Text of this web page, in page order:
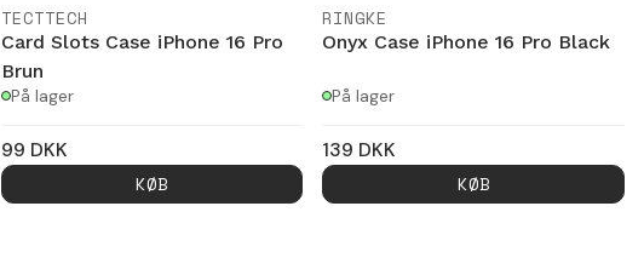
TECTTECH
Card Slots Case iPhone 16 Pro
Brun
På lager
99 DKK
KØB
RINGKE
Onyx Case iPhone 16 Pro Black
På lager
139 DKK
KØB